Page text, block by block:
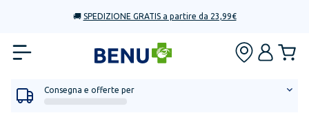
🚚 SPEDIZIONE GRATIS a partire da 23,99€
Consegna e offerte per